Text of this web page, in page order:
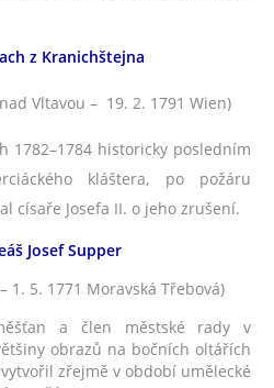
z Kranichštejna
Vltavou – 19. 2. 1791 Wien)
1782–1784 historicky posledním
kláštera, po požáru
císaře Josefa II. o jeho zrušení.
Josef Supper
1. 5. 1771 Moravská Třebová)
a člen městské rady v
obrazů na bočních oltářích
zřejmě v období umělecké